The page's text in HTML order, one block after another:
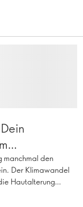
manchmal den
Der Klimawandel
Hautalterung
Sortiment an